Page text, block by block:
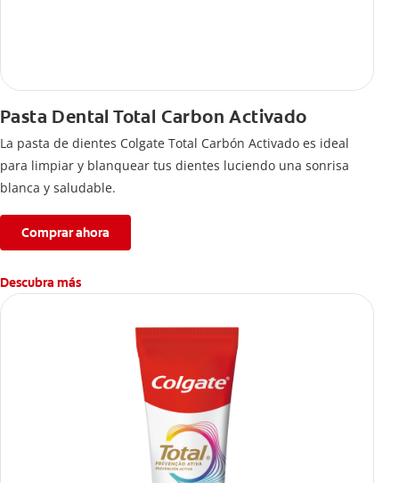
Pasta Dental Total Carbon Activado
La pasta de dientes Colgate Total Carbón Activado es ideal
para limpiar y blanquear tus dientes luciendo una sonrisa
blanca y saludable.
Comprar ahora
Descubra más